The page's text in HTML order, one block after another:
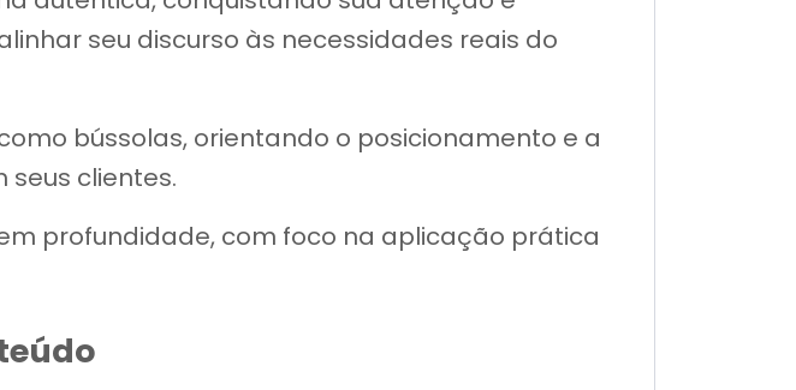
seu discurso às necessidades reais do
bússolas, orientando o posicionamento e a
clientes.
profundidade, com foco na aplicação prática